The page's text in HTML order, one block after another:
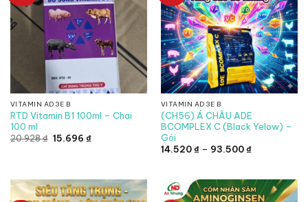
VITAMIN AD3E B
RTD Vitamin B1 100ml – Chai
100 ml
20.928₫ Giá
15.696 ₫Giá
VITAMIN AD3E B
(CH56) Á CHÂU ADE
BCOMPLEX C (Black Yelow) –
Gói
14.520₫ – 93.500₫Khoảng
đến
93.500 ₫